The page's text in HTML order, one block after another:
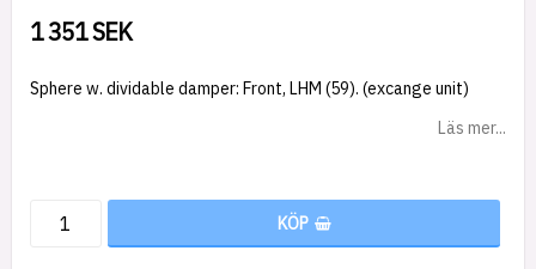
1 351 SEK
Sphere w. dividable damper: Front, LHM (59). (excange unit)
Läs mer...
KÖP